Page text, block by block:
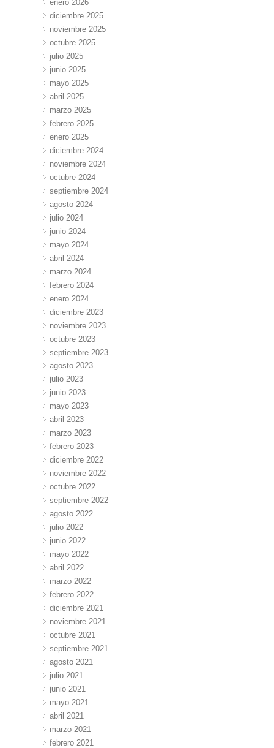
enero 2026
diciembre 2025
noviembre 2025
octubre 2025
julio 2025
junio 2025
mayo 2025
abril 2025
marzo 2025
febrero 2025
enero 2025
diciembre 2024
noviembre 2024
octubre 2024
septiembre 2024
agosto 2024
julio 2024
junio 2024
mayo 2024
abril 2024
marzo 2024
febrero 2024
enero 2024
diciembre 2023
noviembre 2023
octubre 2023
septiembre 2023
agosto 2023
julio 2023
junio 2023
mayo 2023
abril 2023
marzo 2023
febrero 2023
diciembre 2022
noviembre 2022
octubre 2022
septiembre 2022
agosto 2022
julio 2022
junio 2022
mayo 2022
abril 2022
marzo 2022
febrero 2022
diciembre 2021
noviembre 2021
octubre 2021
septiembre 2021
agosto 2021
julio 2021
junio 2021
mayo 2021
abril 2021
marzo 2021
febrero 2021